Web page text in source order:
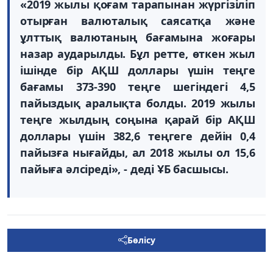
«2019 жылы қоғам тарапынан жүргізіліп
отырған валюталық саясатқа және
ұлттық валютаның бағамына жоғары
назар аударылды. Бұл ретте, өткен жыл
ішінде бір АҚШ доллары үшін теңге
бағамы 373-390 теңге шегіндегі 4,5
пайыздық аралықта болды. 2019 жылы
теңге жылдың соңына қарай бір АҚШ
доллары үшін 382,6 теңгеге дейін 0,4
пайызға нығайды, ал 2018 жылы ол 15,6
пайыға әлсіреді», - деді ҰБ басшысы.
Бөлісу